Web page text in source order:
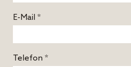
E-Mail *
Telefon *